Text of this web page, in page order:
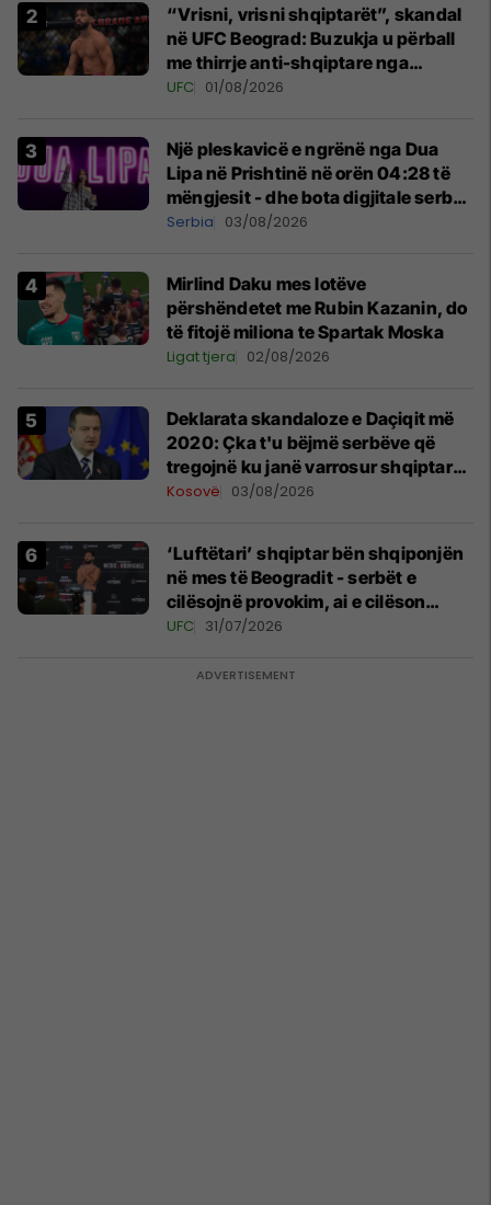
“Vrisni, vrisni shqiptarët”, skandal
në UFC Beograd: Buzukja u përball
me thirrje anti-shqiptare nga
tribunat
UFC 01/08/2026
Një pleskavicë e ngrënë nga Dua
Lipa në Prishtinë në orën 04:28 të
mëngjesit - dhe bota digjitale serbe
shpall gjendjen e luftës
Serbia 03/08/2026
Mirlind Daku mes lotëve
përshëndetet me Rubin Kazanin, do
të fitojë miliona te Spartak Moska
Ligat tjera 02/08/2026
​Deklarata skandaloze e Daçiqit më
2020: Çka t'u bëjmë serbëve që
tregojnë ku janë varrosur shqiptarët
në Serbi
Kosovë 03/08/2026
‘Luftëtari’ shqiptar bën shqiponjën
në mes të Beogradit - serbët e
cilësojnë provokim, ai e cilëson
simbol të identitetit
UFC 31/07/2026